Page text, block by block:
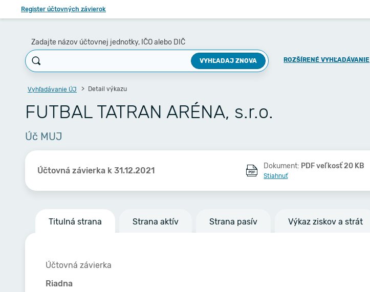
Register účtovných závierok
Zadajte názov účtovnej jednotky, IČO alebo DIČ
VYHĽADAJ ZNOVA ROZŠÍRENÉ VYHĽADÁVANIE
Vyhľadávanie ÚJ Detail výkazu
FUTBAL TATRAN ARÉNA, s.r.o.
Úč MUJ
Účtovná závierka k 31.12.2021 Dokument: PDF veľkosť 20 KB
Stiahnuť
Titulná strana Strana aktív Strana pasív Výkaz ziskov a strát
Účtovná závierka
Riadna